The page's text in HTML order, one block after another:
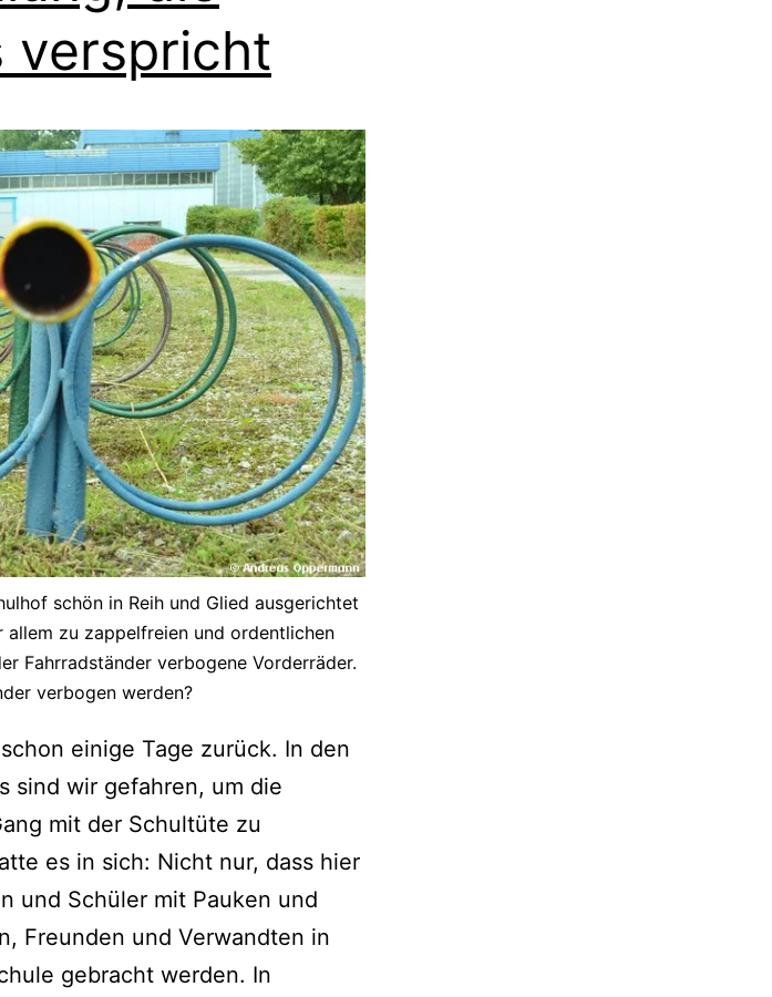
verspricht
schön in Reih und Glied ausgerichtet
zu zappelfreien und ordentlichen
Fahrradständer verbogene Vorderräder.
verbogen werden?
einige Tage zurück. In den
sind wir gefahren, um die
mit der Schultüte zu
es in sich: Nicht nur, dass hier
und Schüler mit Pauken und
Freunden und Verwandten in
gebracht werden. In